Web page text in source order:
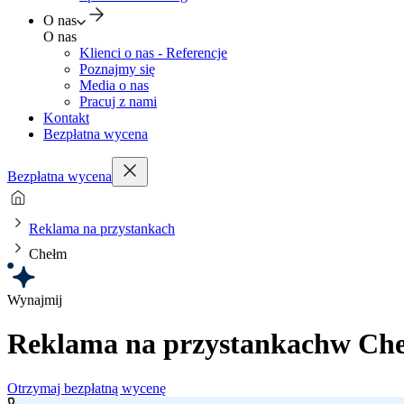
O nas
O nas
Klienci o nas - Referencje
Poznajmy się
Media o nas
Pracuj z nami
Kontakt
Bezpłatna wycena
Bezpłatna wycena
Reklama na przystankach
Chełm
Wynajmij
Reklama na przystankachw
Otrzymaj bezpłatną wycenę